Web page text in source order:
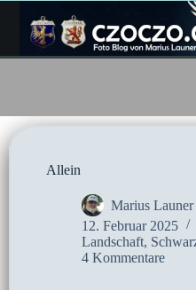
Inhalt
springen
Allein
Marius Launer
12. Februar 2025
Landschaft,
4 Kommentare